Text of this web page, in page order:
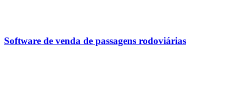
Software de venda de passagens rodoviárias